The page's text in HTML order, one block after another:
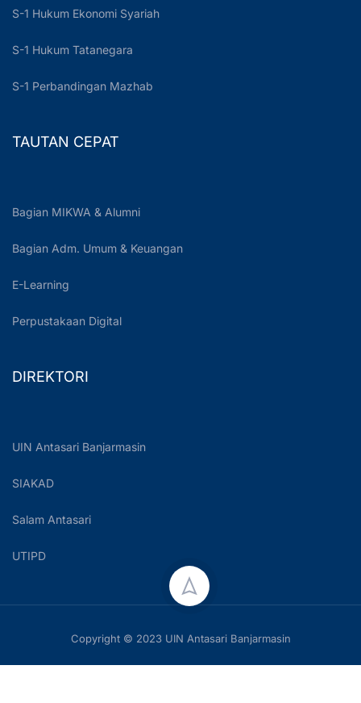
S-1 Hukum Ekonomi Syariah
S-1 Hukum Tatanegara
S-1 Perbandingan Mazhab
TAUTAN CEPAT
Bagian MIKWA & Alumni
Bagian Adm. Umum & Keuangan
E-Learning
Perpustakaan Digital
DIREKTORI
UIN Antasari Banjarmasin
SIAKAD
Salam Antasari
UTIPD
Copyright © 2023 UIN Antasari Banjarmasin